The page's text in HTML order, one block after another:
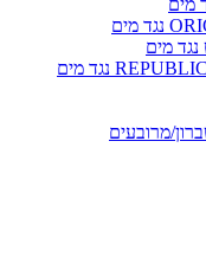
מרובעים